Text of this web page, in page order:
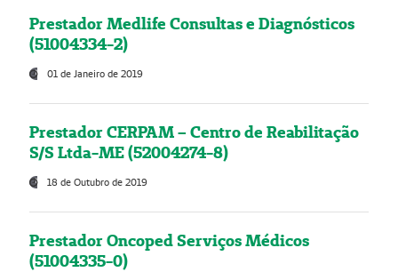
Prestador Medlife Consultas e Diagnósticos
(51004334-2)
01 de Janeiro de 2019
Prestador CERPAM – Centro de Reabilitação
S/S Ltda-ME (52004274-8)
18 de Outubro de 2019
Prestador Oncoped Serviços Médicos
(51004335-0)